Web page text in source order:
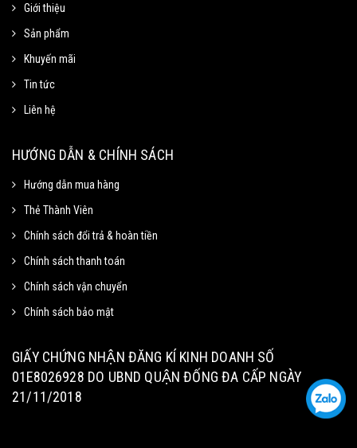
Giới thiệu
Sản phẩm
Khuyến mãi
Tin tức
Liên hệ
HƯỚNG DẪN & CHÍNH SÁCH
Hướng dẫn mua hàng
Thẻ Thành Viên
Chính sách đổi trả & hoàn tiền
Chính sách thanh toán
Chính sách vận chuyển
Chính sách bảo mật
GIẤY CHỨNG NHẬN ĐĂNG KÍ KINH DOANH SỐ
01E8026928 DO UBND QUẬN ĐỐNG ĐA CẤP NGÀY
21/11/2018
Mã Giảm Giá
trang thanh toán.
250k.
Hạn sử dung: 31/09/2020
500k